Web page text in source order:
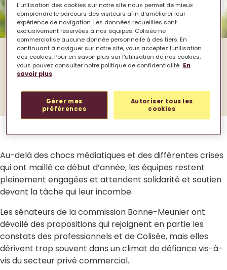
La dernière newsletter avant la rentrée est
un prétexte opportun pour dresser le bilan
que seront les grands défis de la rentrée !
Au-delà des chocs médiatiques et des différentes crises
qui ont maillé ce début d’année, les équipes restent
pleinement engagées et attendent solidarité et soutien
devant la tâche qui leur incombe.
Les sénateurs de la commission Bonne-Meunier ont
dévoilé des propositions qui rejoignent en partie les
constats des professionnels et de Colisée, mais elles
dérivent trop souvent dans un climat de défiance vis-à-
vis du secteur privé commercial.
L'utilisation des cookies sur notre site nous permet de mieux
comprendre le parcours des visiteurs afin d'améliorer leur
expérience de navigation. Les données recueillies sont
exclusivement réservées à nos équipes. Colisée ne
commercialise aucune donnée personnelle à des tiers. En
continuant à naviguer sur notre site, vous acceptez l'utilisation
des cookies. Pour en savoir plus sur l'utilisation de nos cookies,
vous pouvez consulter notre politique de confidentialité. En
savoir plus
Gérer mes
préférences
Autoriser tous les
cookies